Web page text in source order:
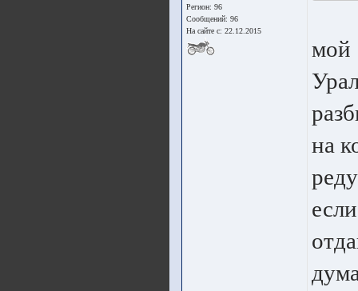
Регион: 96
Сообщений: 96
На сайте с: 22.12.2015
мой
на